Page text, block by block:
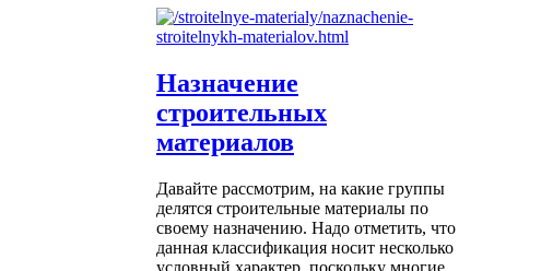
Назначение
строительных
материалов
Давайте рассмотрим, на какие группы
делятся строительные материалы по
своему назначению. Надо отметить, что
данная классификация носит несколько
условный характер, поскольку многие